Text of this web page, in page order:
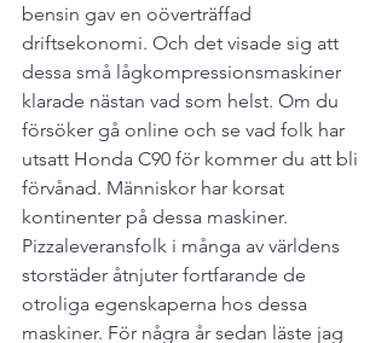
bensin gav en oöverträffad
driftsekonomi. Och det visade sig att
dessa små lågkompressionsmaskiner
klarade nästan vad som helst. Om du
försöker gå online och se vad folk har
utsatt Honda C90 för kommer du att bli
förvånad. Människor har korsat
kontinenter på dessa maskiner.
Pizzaleveransfolk i många av världens
storstäder åtnjuter fortfarande de
otroliga egenskaperna hos dessa
maskiner. För några år sedan läste jag